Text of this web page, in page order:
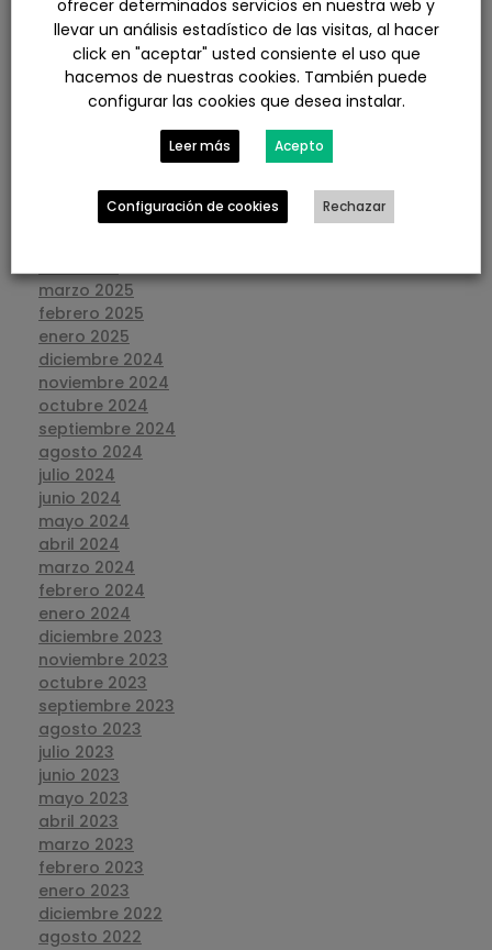
marzo 2026
febrero 2026
enero 2026
diciembre 2025
noviembre 2025
septiembre 2025
julio 2025
junio 2025
abril 2025
marzo 2025
febrero 2025
enero 2025
diciembre 2024
noviembre 2024
octubre 2024
septiembre 2024
agosto 2024
julio 2024
junio 2024
mayo 2024
abril 2024
marzo 2024
febrero 2024
enero 2024
diciembre 2023
noviembre 2023
octubre 2023
septiembre 2023
agosto 2023
julio 2023
junio 2023
mayo 2023
abril 2023
marzo 2023
febrero 2023
enero 2023
diciembre 2022
agosto 2022
ofrecer determinados servicios en nuestra web y
llevar un análisis estadístico de las visitas, al hacer
click en "aceptar" usted consiente el uso que
hacemos de nuestras cookies. También puede
configurar las cookies que desea instalar.
Leer más Acepto
Configuración de cookies Rechazar